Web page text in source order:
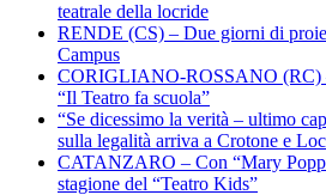
teatrale della locride
RENDE (CS) – Due giorni di
Campus
CORIGLIANO-ROSSANO (RC)
“Il Teatro fa scuola”
“Se dicessimo la verità – ultimo
sulla legalità arriva a Crotone e
CATANZARO – Con “Mary
stagione del “Teatro Kids”